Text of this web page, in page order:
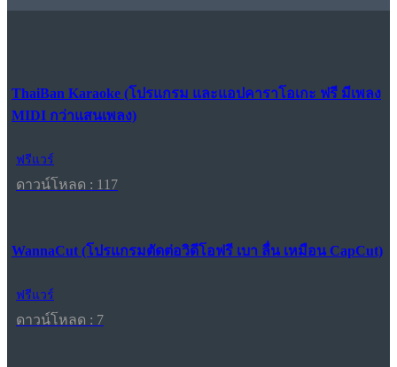
ThaiBan Karaoke (โปรแกรม และแอปคาราโอเกะ ฟรี มีเพลง
MIDI กว่าแสนเพลง)
ฟรีแวร์
ดาวน์โหลด : 117
WannaCut (โปรแกรมตัดต่อวิดีโอฟรี เบา ลื่น เหมือน CapCut)
ฟรีแวร์
ดาวน์โหลด : 7